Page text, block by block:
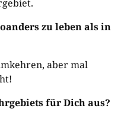
zu leben als in
aber mal
für Dich aus?